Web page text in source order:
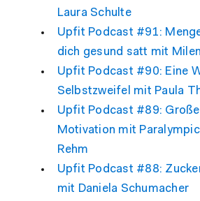
Laura Schulte
Upfit Podcast #91:
dich gesund satt mit
Upfit Podcast #90: Eine
Selbstzweifel mit Paula
Upfit Podcast #89: Große
Motivation mit
Rehm
Upfit Podcast #88:
mit Daniela Schumacher